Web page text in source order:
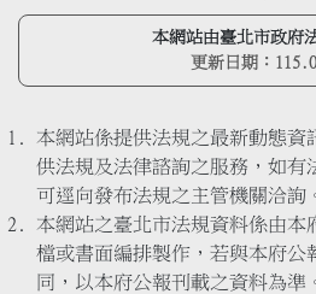
本網站由臺北市政府
更新日期：
本網站係提供法規之最新動態資
供法規及法律諮詢之服務，如有
可逕向發布法規之主管機關洽詢
本網站之臺北市法規資料係由本
檔或書面編排製作，若與本府公
同，以本府公報刊載之資料為準